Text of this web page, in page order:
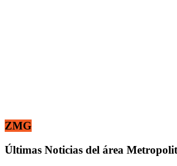
ZMG
Últimas Noticias del área